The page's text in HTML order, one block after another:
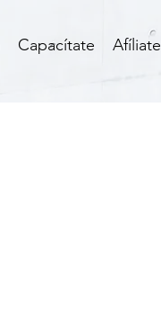
Capacítate Afíliate